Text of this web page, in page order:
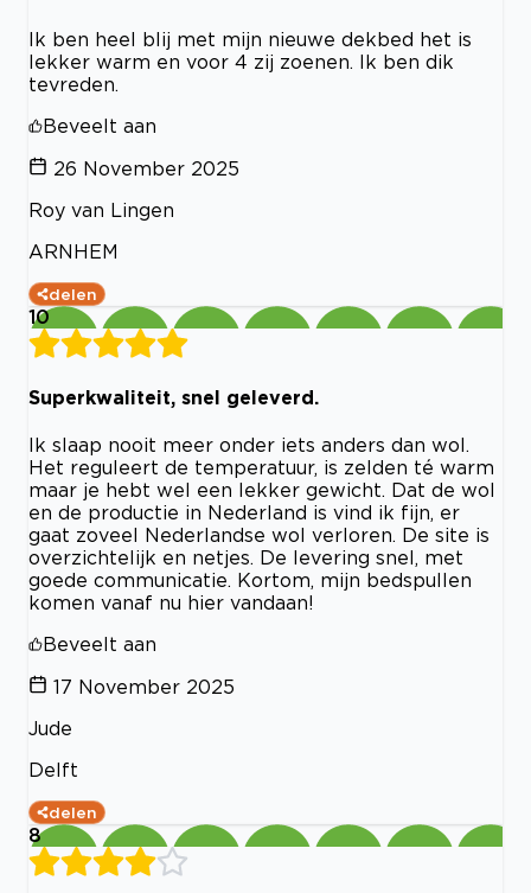
Ik ben heel blij met mijn nieuwe dekbed het is
lekker warm en voor 4 zij zoenen. Ik ben dik
tevreden.
Beveelt aan
26 November 2025
Roy van Lingen
ARNHEM
delen
10
Superkwaliteit, snel geleverd.
Ik slaap nooit meer onder iets anders dan wol.
Het reguleert de temperatuur, is zelden té warm
maar je hebt wel een lekker gewicht. Dat de wol
en de productie in Nederland is vind ik fijn, er
gaat zoveel Nederlandse wol verloren. De site is
overzichtelijk en netjes. De levering snel, met
goede communicatie. Kortom, mijn bedspullen
komen vanaf nu hier vandaan!
Beveelt aan
17 November 2025
Jude
Delft
delen
8